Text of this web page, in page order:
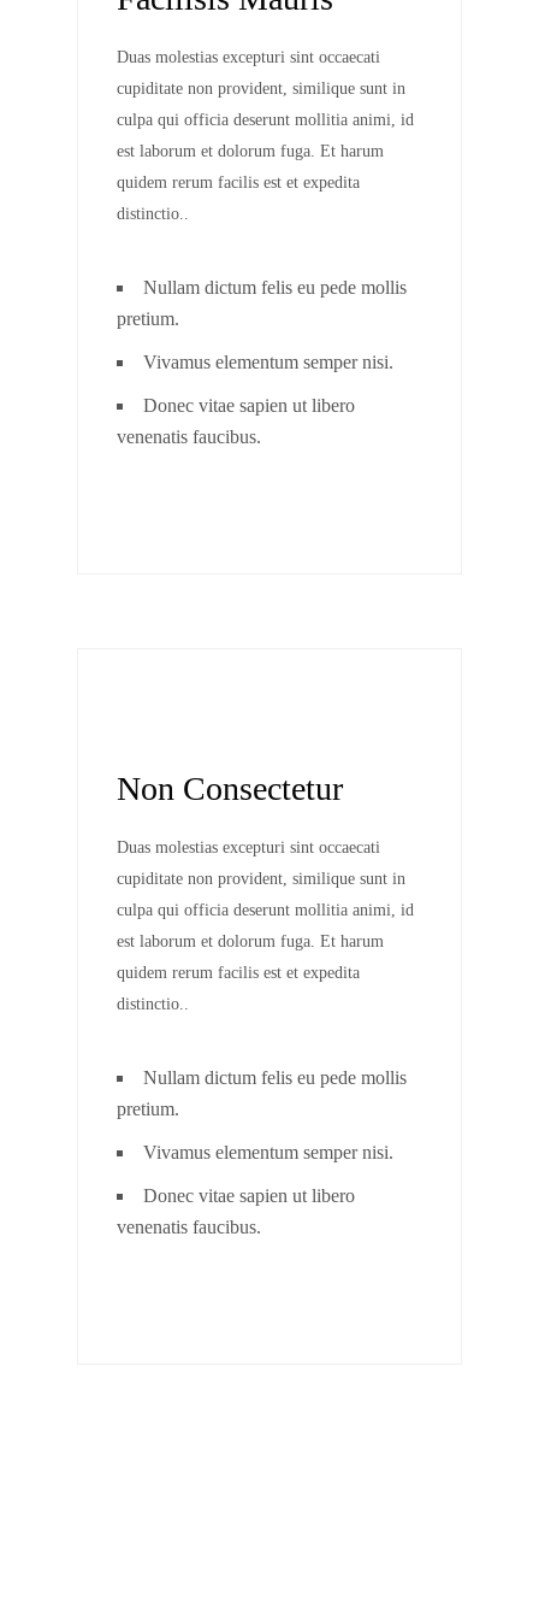
Duas molestias excepturi sint occaecati
cupiditate non provident, similique sunt in
culpa qui officia deserunt mollitia animi, id
est laborum et dolorum fuga. Et harum
quidem rerum facilis est et expedita
distinctio..
Nullam dictum felis eu pede mollis
pretium.
Vivamus elementum semper nisi.
Donec vitae sapien ut libero
venenatis faucibus.
Non Consectetur
Duas molestias excepturi sint occaecati
cupiditate non provident, similique sunt in
culpa qui officia deserunt mollitia animi, id
est laborum et dolorum fuga. Et harum
quidem rerum facilis est et expedita
distinctio..
Nullam dictum felis eu pede mollis
pretium.
Vivamus elementum semper nisi.
Donec vitae sapien ut libero
venenatis faucibus.